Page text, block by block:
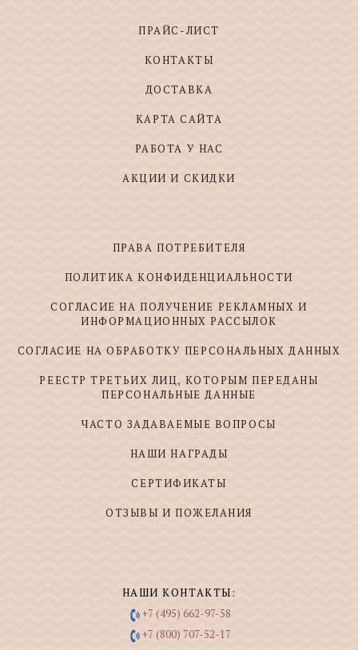
ПРАЙС-ЛИСТ
КОНТАКТЫ
ДОСТАВКА
КАРТА САЙТА
РАБОТА У НАС
АКЦИИ И СКИДКИ
ПРАВА ПОТРЕБИТЕЛЯ
ПОЛИТИКА КОНФИДЕНЦИАЛЬНОСТИ
СОГЛАСИЕ НА ПОЛУЧЕНИЕ РЕКЛАМНЫХ И
ИНФОРМАЦИОННЫХ РАССЫЛОК
СОГЛАСИЕ НА ОБРАБОТКУ ПЕРСОНАЛЬНЫХ ДАННЫХ
РЕЕСТР ТРЕТЬИХ ЛИЦ, КОТОРЫМ ПЕРЕДАНЫ
ПЕРСОНАЛЬНЫЕ ДАННЫЕ
ЧАСТО ЗАДАВАЕМЫЕ ВОПРОСЫ
НАШИ НАГРАДЫ
СЕРТИФИКАТЫ
ОТЗЫВЫ И ПОЖЕЛАНИЯ
НАШИ КОНТАКТЫ:
+7 (495) 662-97-58
+7 (800) 707-52-17